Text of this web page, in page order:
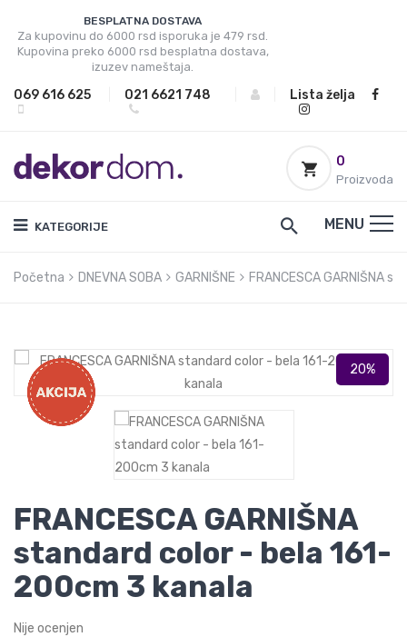
BESPLATNA DOSTAVA
Za kupovinu do 6000 rsd isporuka je 479 rsd.
Kupovina preko 6000 rsd besplatna dostava,
izuzev nameštaja.
069 616 625 021 6621 748 Lista želja
0
Proizvoda
KATEGORIJE MENU
Početna DNEVNA SOBA GARNIŠNE FRANCESCA GARNIŠNA
FRANCESCA GARNIŠNA
standard color - bela 161-
200cm 3 kanala
Nije ocenjen